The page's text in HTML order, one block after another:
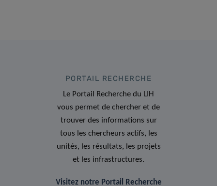
PORTAIL RECHERCHE
Le Portail Recherche du LIH
vous permet de chercher et de
trouver des informations sur
tous les chercheurs actifs, les
unités, les résultats, les projets
et les infrastructures.
Visitez notre Portail Recherche